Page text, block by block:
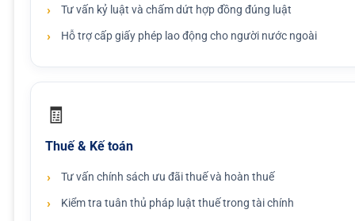
Tư vấn kỷ luật và chấm dứt hợp đồng đúng luật
Hỗ trợ cấp giấy phép lao động cho người nước ngoài
🧾
Thuế & Kế toán
Tư vấn chính sách ưu đãi thuế và hoàn thuế
Kiểm tra tuân thủ pháp luật thuế trong tài chính